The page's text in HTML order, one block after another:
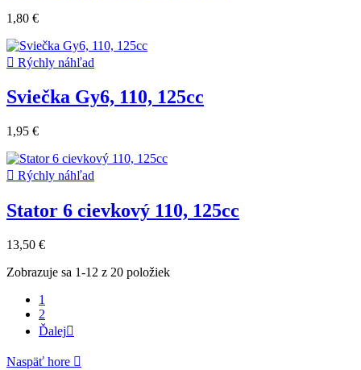
1,80 €
 Rýchly náhľad
Sviečka Gy6, 110, 125cc
1,95 €
 Rýchly náhľad
Stator 6 cievkový 110, 125cc
13,50 €
Zobrazuje sa 1-12 z 20 položiek
1
2
Ďalej
Naspäť hore 